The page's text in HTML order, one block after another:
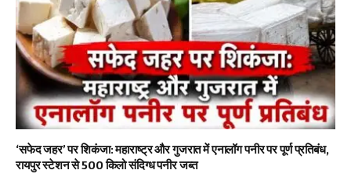
‘सफेद जहर’ पर शिकंजा: महाराष्ट्र और गुजरात में एनालॉग पनीर पर पूर्ण प्रतिबंध,
रायपुर स्टेशन से 500 किलो संदिग्ध पनीर जब्त